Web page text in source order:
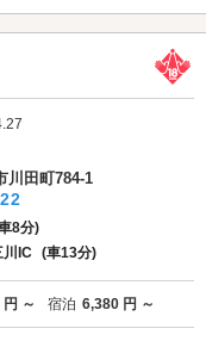
星のうち4
川田町784-1
8分)
川IC (車13分)
～ 宿泊 6,380 円 ～